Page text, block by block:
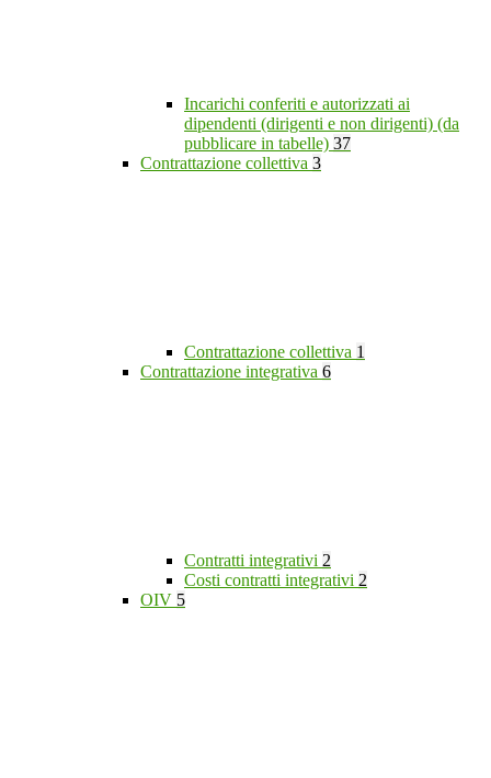
Incarichi conferiti e autorizzati ai
dipendenti (dirigenti e non dirigenti) (da
pubblicare in tabelle) 37
Contrattazione collettiva 3
Contrattazione collettiva 1
Contrattazione integrativa 6
Contratti integrativi 2
Costi contratti integrativi 2
OIV 5